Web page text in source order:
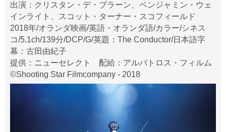
出演：クリスタン・デ・ブラーン、ベンジャミン・ウェ
インライト、スコット・ターナー・スコフィールド
2018年/オランダ映画/英語・オランダ語/カラー/シネス
コ/5.1ch/139分/DCP/G/英題：The Conductor/日本語字
幕：古田由紀子
提供：ニューセレクト 配給：アルバトロス・フィルム
©Shooting Star Filmcompany - 2018